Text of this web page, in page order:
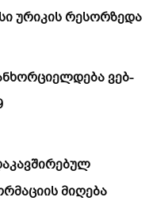
ურიკის რესორზედა
ვებ-
მიღება